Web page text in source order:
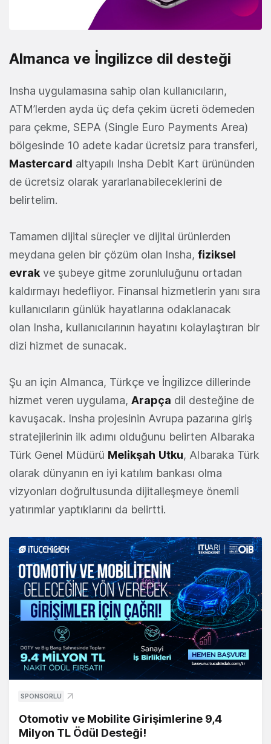
Almanca ve İngilizce dil desteği
Insha uygulamasına sahip olan kullanıcıların,
ATM’lerden ayda üç defa çekim ücreti ödemeden
para çekme, SEPA (Single Euro Payments Area)
bölgesinde 10 adete kadar ücretsiz para transferi,
Mastercard altyapılı Insha Debit Kart ürününden
de ücretsiz olarak yararlanabileceklerini de
belirtelim.
Tamamen dijital süreçler ve dijital ürünlerden
meydana gelen bir çözüm olan Insha, fiziksel
evrak ve şubeye gitme zorunluluğunu ortadan
kaldırmayı hedefliyor. Finansal hizmetlerin yanı sıra
kullanıcıların günlük hayatlarına odaklanacak
olan Insha, kullanıcılarının hayatını kolaylaştıran bir
dizi hizmet de sunacak.
Şu an için Almanca, Türkçe ve İngilizce dillerinde
hizmet veren uygulama, Arapça dil desteğine de
kavuşacak. Insha projesinin Avrupa pazarına giriş
stratejilerinin ilk adımı olduğunu belirten Albaraka
Türk Genel Müdürü Melikşah Utku, Albaraka Türk
olarak dünyanın en iyi katılım bankası olma
vizyonları doğrultusunda dijitalleşmeye önemli
yatırımlar yaptıklarını da belirtti.
SPONSORLU
Otomotiv ve Mobilite Girişimlerine 9,4
Milyon TL Ödül Desteği!